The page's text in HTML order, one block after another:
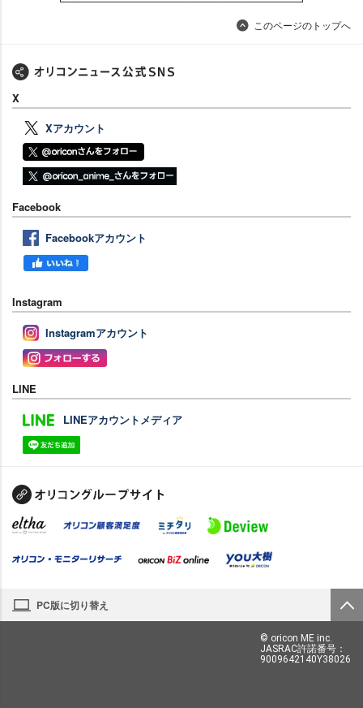
このページのトップへ
X
Xアカウント
Facebook
Facebookアカウント
Instagram
Instagramアカウント
LINE
LINEアカウントメディア
PC版に切り替え
© oricon ME inc.
JASRAC許諾番号：
9009642140Y38026